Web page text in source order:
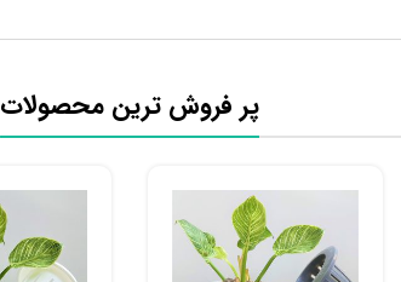
پر فروش ترین محصولات